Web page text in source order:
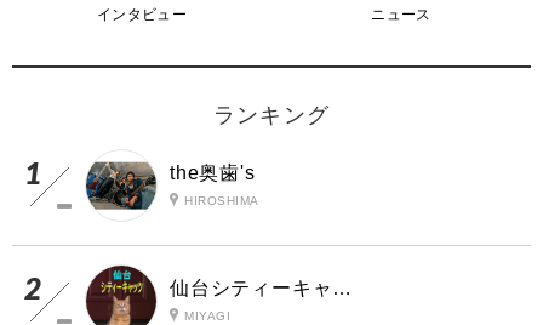
インタビュー ニュース
ランキング
the奥歯's
HIROSHIMA
仙台シティーキャッツ
MIYAGI